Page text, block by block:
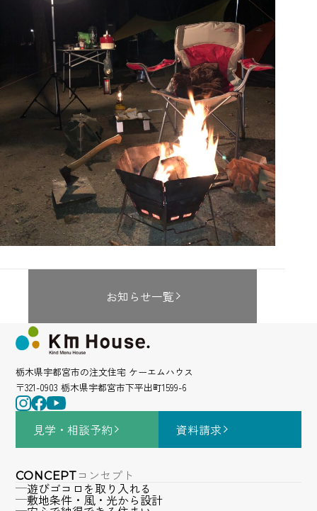
お知らせ一覧
栃木県宇都宮市の注文住宅 ケーエムハウス
〒321-0903 栃木県宇都宮市下平出町1599-6
見学・相談予約 資料請求
CONCEPTコンセプト
遊びゴコロを取り入れる
敷地条件・風・光から設計